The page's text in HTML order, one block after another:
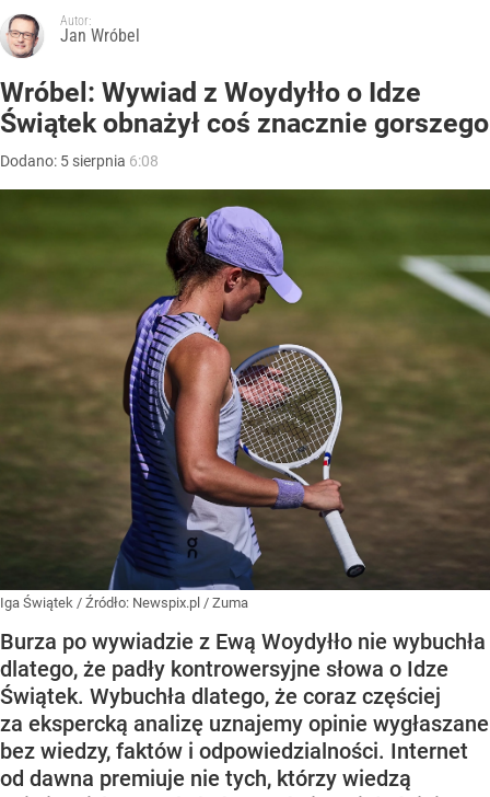
Autor:
Jan Wróbel
Wróbel: Wywiad z Woydyłło o Idze
Świątek obnażył coś znacznie gorszego
Dodano: 5 sierpnia 6:08
Iga Świątek / Źródło: Newspix.pl / Zuma
Burza po wywiadzie z Ewą Woydyłło nie wybuchła
dlatego, że padły kontrowersyjne słowa o Idze
Świątek. Wybuchła dlatego, że coraz częściej
za ekspercką analizę uznajemy opinie wygłaszane
bez wiedzy, faktów i odpowiedzialności. Internet
od dawna premiuje nie tych, którzy wiedzą